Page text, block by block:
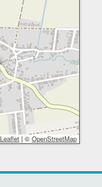
Leaflet | © OpenStreetMap